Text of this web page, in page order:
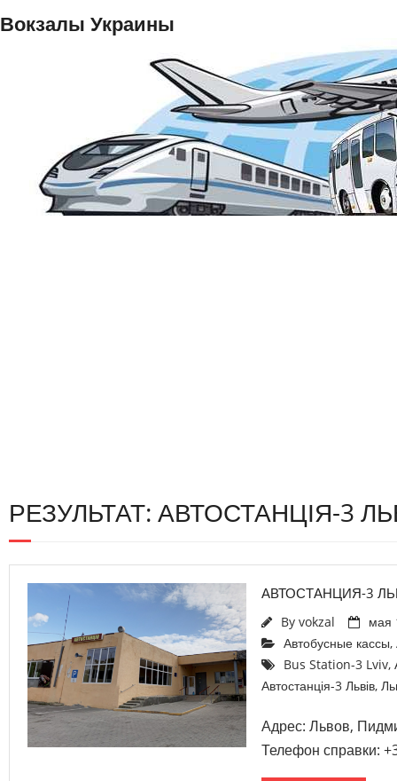
Вокзалы Украины
РЕЗУЛЬТАТ: АВТОСТАНЦІЯ-3
АВТОСТАНЦИЯ-3
By vokzal
мая
Автобусные кассы,
Bus Station-3 Lviv,
Автостанція-3 Львів,
Адрес: Львов,
Телефон справки: